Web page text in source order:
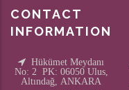
CONTACT
INFORMATION
Hükümet Meydanı
No: 2 PK: 06050 Ulus,
Altındağ, ANKARA